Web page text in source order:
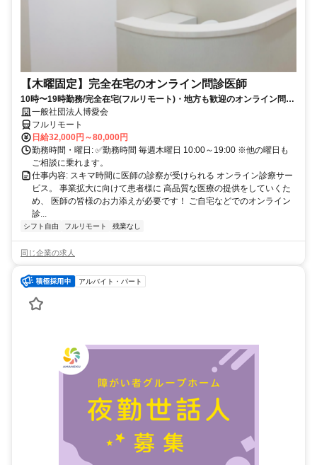
【木曜固定】完全在宅のオンライン問診医師
10時〜19時勤務/完全在宅(フルリモート)・地方も歓迎のオンライン問診
業務一般社団法人博愛会
フルリモート
日給32,000円～80,000円
勤務時間・曜日: ✅勤務時間 毎週木曜日 10:00～19:00 ※他の曜日も
ご相談に乗れます。
仕事内容: スキマ時間に医師の診察が受けられる オンライン診療サー
ビス。 事業拡大に向けて患者様に 高品質な医療の提供をしていくた
め、 医師の皆様のお力添えが必要です！ ご自宅などでのオンライン
診...
シフト自由 フルリモート 残業なし
同じ企業の求人
アルバイト・パート